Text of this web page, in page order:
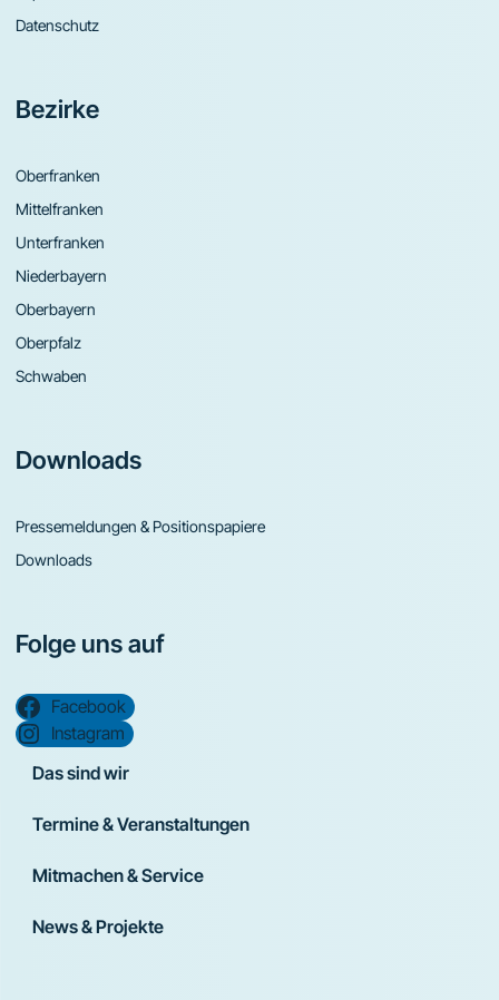
Datenschutz
Bezirke
Oberfranken
Mittelfranken
Unterfranken
Niederbayern
Oberbayern
Oberpfalz
Schwaben
Downloads
Pressemeldungen & Positionspapiere
Downloads
Folge uns auf
Facebook
Instagram
Das sind wir
Termine & Veranstaltungen
Mitmachen & Service
News & Projekte